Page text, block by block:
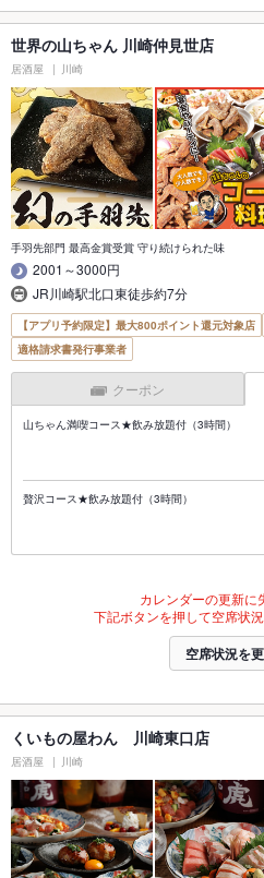
世界の山ちゃん 川崎仲見世店
居酒屋 川崎
手羽先部門 最高金賞受賞 守り続けられた味
2001～3000円
JR川崎駅北口東徒歩約7分
【アプリ予約限定】最大800ポイント還元対象店
適格請求書発行事業者
クーポン
山ちゃん満喫コース★飲み放題付（3時間）
贅沢コース★飲み放題付（3時間）
カレンダーの更新に
下記ボタンを押して空席状
空席状況を
くいもの屋わん 川崎東口店
居酒屋 川崎